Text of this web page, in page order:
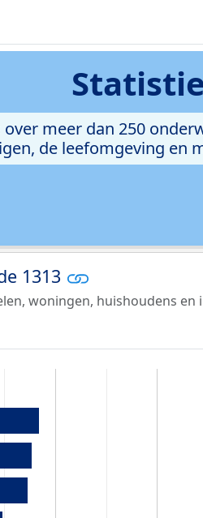
meer dan 250
de leefomgeving en
1313
woningen, huishoudens en